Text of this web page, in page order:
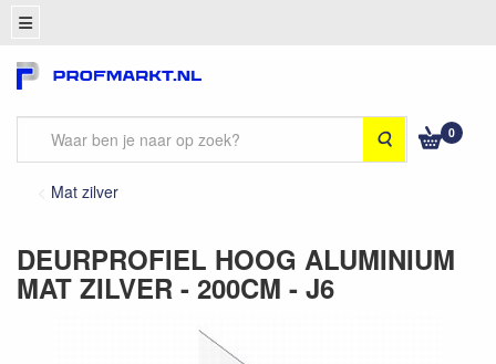
Zoeken 0
Mat zilver
DEURPROFIEL HOOG ALUMINIUM
MAT ZILVER - 200CM - J6